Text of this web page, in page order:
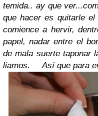
temida.. ay que
que hacer es quitarle
comience a hervir,
papel, nadar entre el
de mala suerte taponar
liamos.
Así que para